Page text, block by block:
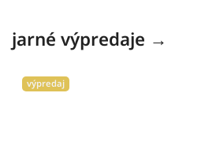
jarné výpredaje →
výpredaj